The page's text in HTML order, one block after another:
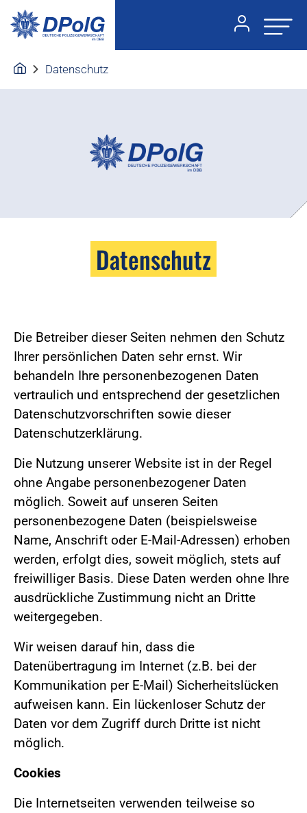
Datenschutz
Datenschutz
Die Betreiber dieser Seiten nehmen den Schutz
Ihrer persönlichen Daten sehr ernst. Wir
behandeln Ihre personenbezogenen Daten
vertraulich und entsprechend der gesetzlichen
Datenschutzvorschriften sowie dieser
Datenschutzerklärung.
Die Nutzung unserer Website ist in der Regel
ohne Angabe personenbezogener Daten
möglich. Soweit auf unseren Seiten
personenbezogene Daten (beispielsweise
Name, Anschrift oder E-Mail-Adressen) erhoben
werden, erfolgt dies, soweit möglich, stets auf
freiwilliger Basis. Diese Daten werden ohne Ihre
ausdrückliche Zustimmung nicht an Dritte
weitergegeben.
Wir weisen darauf hin, dass die
Datenübertragung im Internet (z.B. bei der
Kommunikation per E-Mail) Sicherheitslücken
aufweisen kann. Ein lückenloser Schutz der
Daten vor dem Zugriff durch Dritte ist nicht
möglich.
Cookies
Die Internetseiten verwenden teilweise so